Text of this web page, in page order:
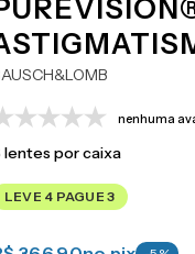
nenhuma
lentes por caixa
LEVE 4 PAGUE 3